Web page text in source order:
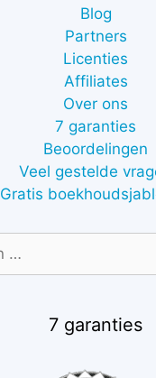
Blog
Partners
Licenties
Affiliates
Over ons
7 garanties
Beoordelingen
Veel gestelde
Gratis
7 garanties